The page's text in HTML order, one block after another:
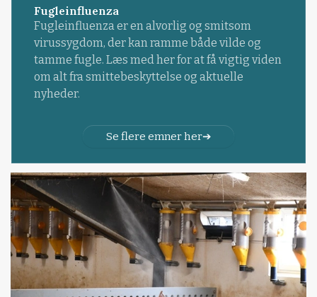
Fugleinfluenza
Fugleinfluenza er en alvorlig og smitsom
virussygdom, der kan ramme både vilde og
tamme fugle. Læs med her for at få vigtig viden
om alt fra smittebeskyttelse og aktuelle
nyheder.
Se flere emner her